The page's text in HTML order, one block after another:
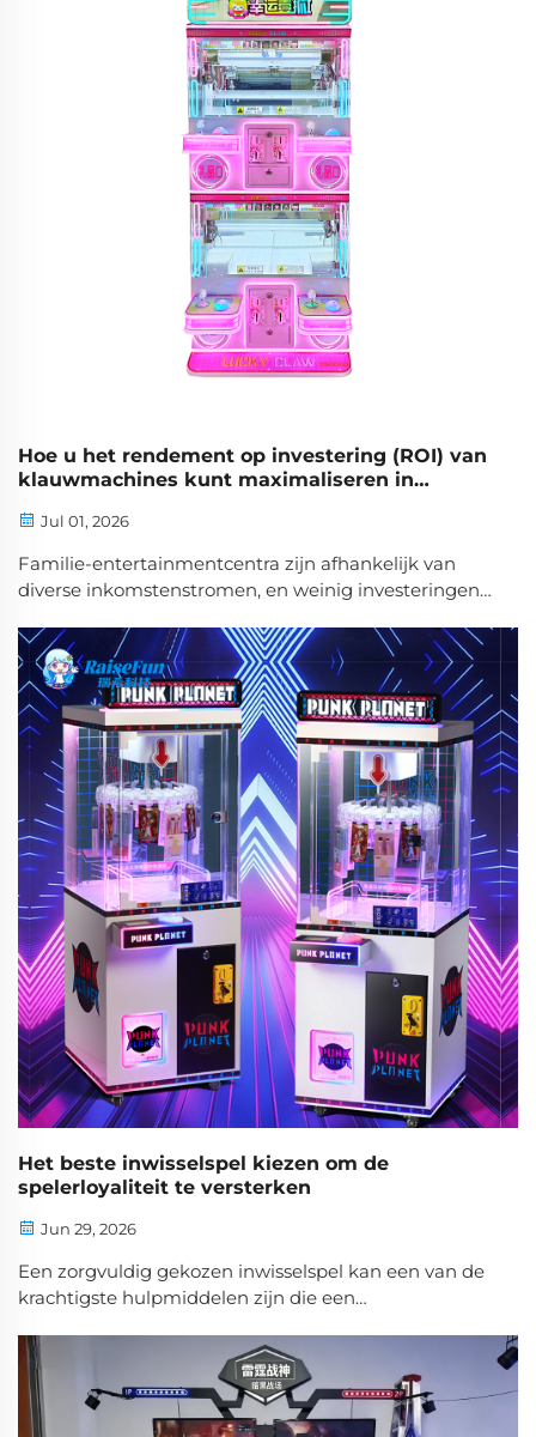
Hoe u het rendement op investering (ROI) van
klauwmachines kunt maximaliseren in
Jul 01, 2026
Familie-entertainmentcentra zijn afhankelijk van
diverse inkomstenstromen, en weinig investeringen
strategisch beheerde klauwmachines. Het begrijpen
van hoe u het rendement op investering (ROI) van
klauwmachines kunt maximaliseren, is essentieel
voor operators die hun winst willen verhogen ...
Het beste inwisselspel kiezen om de
spelerloyaliteit te versterken
Jun 29, 2026
Een zorgvuldig gekozen inwisselspel kan een van de
krachtigste hulpmiddelen zijn die een
op te bouwen. In tegenstelling tot passieve vormen
van entertainment creëert een inwisselspel een
actieve cyclus van spelen, belonen en terugkeren.
Spelers voelen een ...